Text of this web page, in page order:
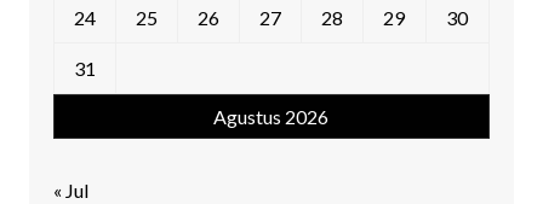
Agustus 2026
24 25 26 27 28 29 30
31
« Jul